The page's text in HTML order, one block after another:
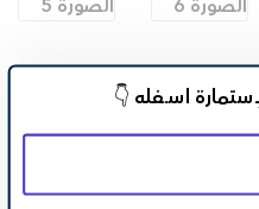
اســـفله 👇